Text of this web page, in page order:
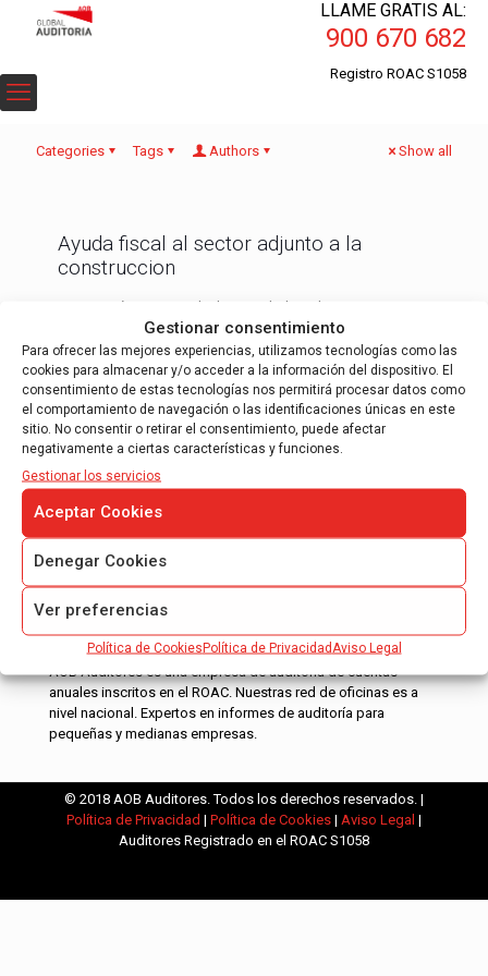
Gestionar consentimiento
Para ofrecer las mejores experiencias, utilizamos tecnologías como las
cookies para almacenar y/o acceder a la información del dispositivo. El
consentimiento de estas tecnologías nos permitirá procesar datos como
el comportamiento de navegación o las identificaciones únicas en este
sitio. No consentir o retirar el consentimiento, puede afectar
negativamente a ciertas características y funciones.
Gestionar los servicios
Aceptar Cookies
Denegar Cookies
Ver preferencias
Política de CookiesPolítica de Privacidad Aviso Legal
LLAME GRATIS AL:
900 670 682
Registro ROAC S1058
Categories Tags Authors Show all
Ayuda fiscal al sector adjunto a la
construccion
La intención es estimular la actividad en el sector y
favorecer la creación de empleo. Ayuda fiscal al sector
adjunto a la construcción Para ello, se[…]
Read more
AOB Auditores es una empresa de auditoría de cuentas
anuales inscritos en el ROAC. Nuestras red de oficinas es a
nivel nacional. Expertos en informes de auditoría para
pequeñas y medianas empresas.
© 2018 AOB Auditores. Todos los derechos reservados. |
Política de Privacidad | Política de Cookies | Aviso Legal |
Auditores Registrado en el ROAC S1058